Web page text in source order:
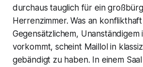
durchaus tauglich für ein
Herrenzimmer. Was an konflikthaft
Gegensätzlichem, Unanständigem
vorkommt, scheint Maillol in
gebändigt zu haben. In einem